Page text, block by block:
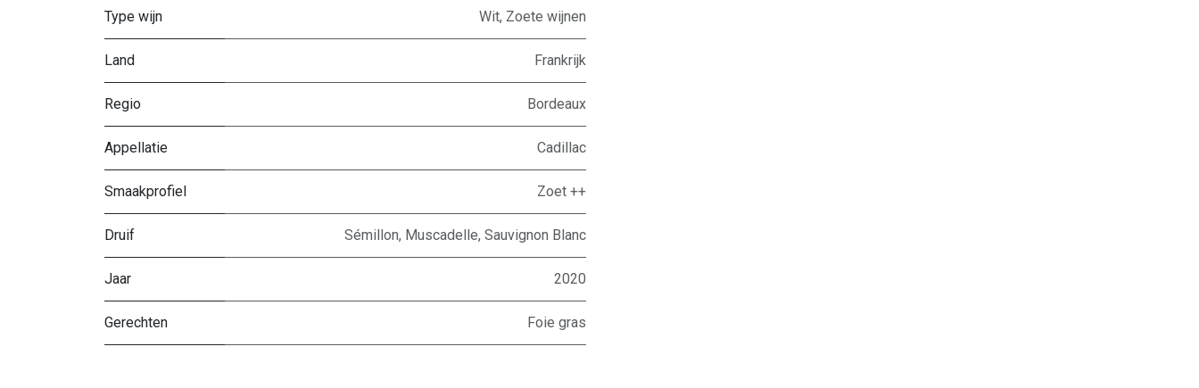
Type wijn Wit, Zoete wijnen
Land Frankrijk
Regio Bordeaux
Appellatie Cadillac
Smaakprofiel Zoet ++
Druif Sémillon, Muscadelle, Sauvignon Blanc
Jaar 2020
Gerechten Foie gras